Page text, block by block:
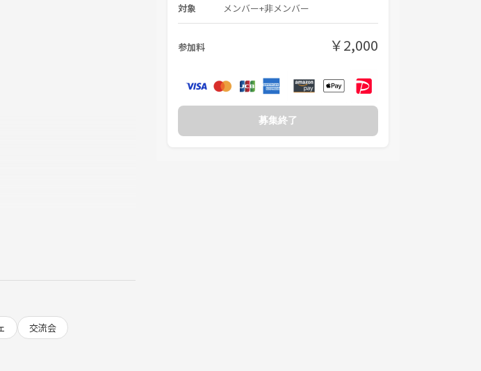
交流会
対象 メンバー+非メンバー
参加料 ￥2,000
募集終了